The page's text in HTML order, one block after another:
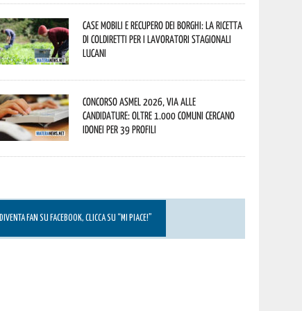
Case mobili e recupero dei borghi: la ricetta
di Coldiretti per i lavoratori stagionali
lucani
Concorso Asmel 2026, via alle
candidature: oltre 1.000 Comuni cercano
idonei per 39 profili
DIVENTA FAN SU FACEBOOK, CLICCA SU “MI PIACE!”